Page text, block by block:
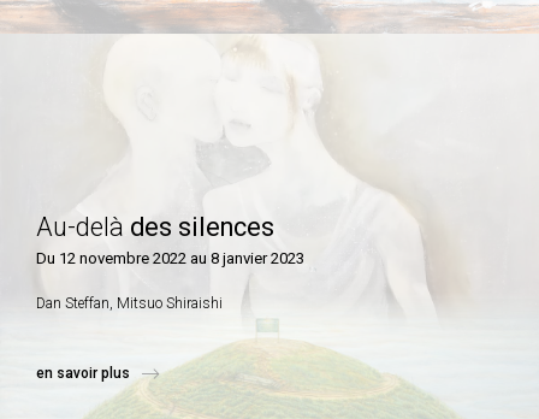
Au-delà des silences
Du 12 novembre 2022 au 8 janvier 2023
Dan Steffan, Mitsuo Shiraishi
en savoir plus